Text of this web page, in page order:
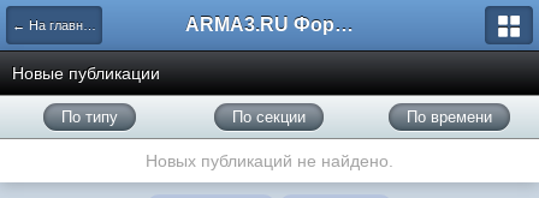
← На главную ARMA3.RU Форум
Новые публикации
По типу По секции По времени
Новых публикаций не найдено.